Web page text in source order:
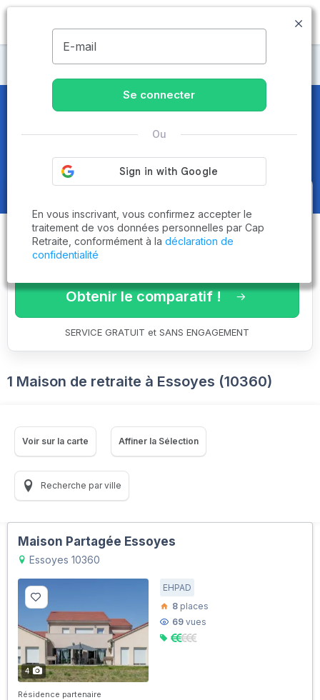
MENU
Maisons de retraite Aube
Maisons de retraite et EHPAD
Essoyes (10360)
Obtenez le
comparatif des
établissementsadaptés à vos
critères en 3 minutes !
Obtenir le comparatif !
SERVICE GRATUIT et SANS ENGAGEMENT
1 Maison de retraite à Essoyes (10360)
Voir sur la carte Affiner la Sélection
Recherche par ville
Maison Partagée Essoyes
Essoyes 10360
4
EHPAD
8 places
69 vues
Résidence partenaire
E-mail
Se connecter
Ou
En vous inscrivant, vous confirmez accepter le
traitement de vos données personnelles par Cap
Retraite, conformément à la déclaration de
confidentialité